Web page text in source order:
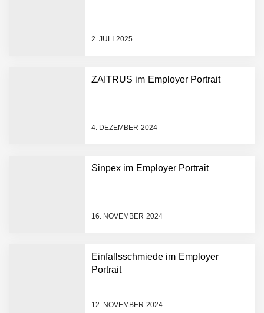
2. JULI 2025
ZAITRUS im Employer Portrait
4. DEZEMBER 2024
Sinpex im Employer Portrait
16. NOVEMBER 2024
Einfallsschmiede im Employer
Portrait
12. NOVEMBER 2024
AUDAVIS
AUDAVIS revolutioniert das
13,5 Millionen Euro für eine
beteiligt sich erneut an
Portrait